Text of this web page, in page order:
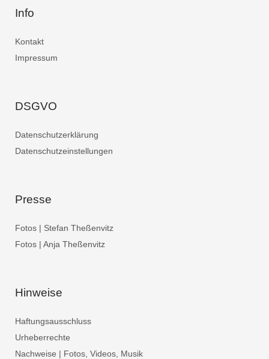
Info
Kontakt
Impressum
DSGVO
Datenschutzerklärung
Datenschutzeinstellungen
Presse
Fotos | Stefan Theßenvitz
Fotos | Anja Theßenvitz
Hinweise
Haftungsausschluss
Urheberrechte
Nachweise | Fotos, Videos, Musik